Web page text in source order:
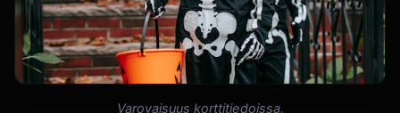
Varovaisuus korttitiedoissa.